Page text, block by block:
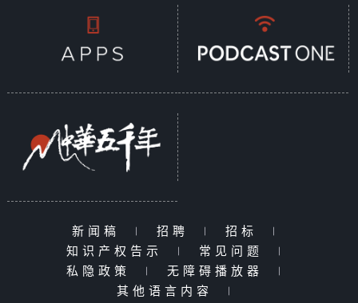
新闻稿 | 招聘 | 招标
|
知识产权告示
| 常见问题
|
私隐政策
| 无障碍播放器
|
其他语言内容
|